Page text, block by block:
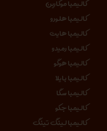
کالیمبا موکارین
کالیمبا هلورو
کالیمبا هایت
کالیمبا رمیدو
کالیمبا هوگو
کالیمبا بایلا
کالیمبا سگا
کالیمبا جکو
کالیمبا لینگ تینگ